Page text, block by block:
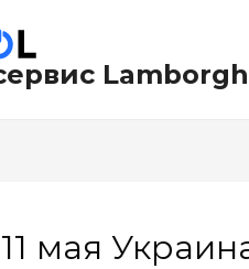
мая